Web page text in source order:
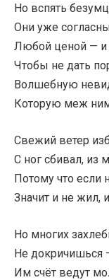
Но вспять
Они уже
Любой ценой —
Чтобы не дать
Волшебную
Которую меж
Свежий ветер
С ног сбивал, из
Потому что если
Значит и не жил,
Но многих
Не докричишься
Им счёт ведут